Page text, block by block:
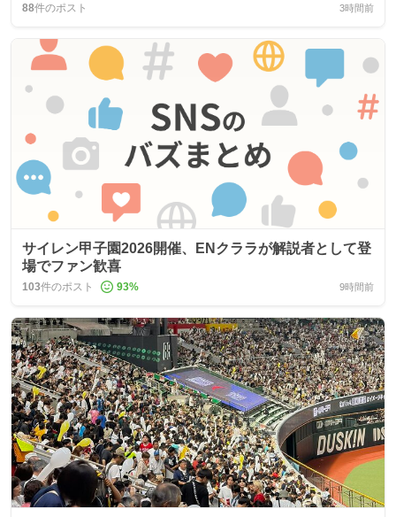
88件のポスト 3時間前
サイレン甲子園2026開催、ENクララが解説者として登
場でファン歓喜
103件のポスト 93% 9時間前